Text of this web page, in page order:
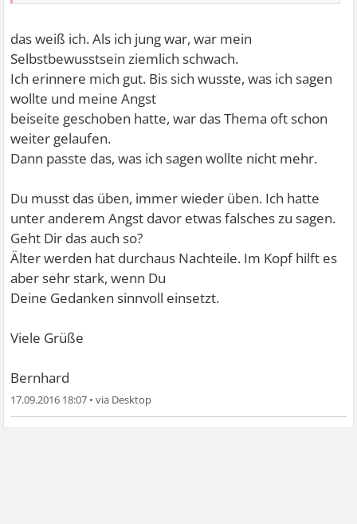
das weiß ich. Als ich jung war, war mein
Selbstbewusstsein ziemlich schwach.
Ich erinnere mich gut. Bis sich wusste, was ich sagen
wollte und meine Angst
beiseite geschoben hatte, war das Thema oft schon
weiter gelaufen.
Dann passte das, was ich sagen wollte nicht mehr.
Du musst das üben, immer wieder üben. Ich hatte
unter anderem Angst davor etwas falsches zu sagen.
Geht Dir das auch so?
Älter werden hat durchaus Nachteile. Im Kopf hilft es
aber sehr stark, wenn Du
Deine Gedanken sinnvoll einsetzt.
Viele Grüße
Bernhard
17.09.2016 18:07 •